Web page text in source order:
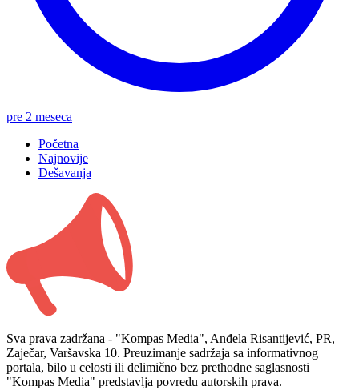
pre 2 meseca
Početna
Najnovije
Dešavanja
Sva prava zadržana - "Kompas Media", Anđela Risantijević, PR,
Zaječar, Varšavska 10. Preuzimanje sadržaja sa informativnog
portala, bilo u celosti ili delimično bez prethodne saglasnosti
"Kompas Media" predstavlja povredu autorskih prava.